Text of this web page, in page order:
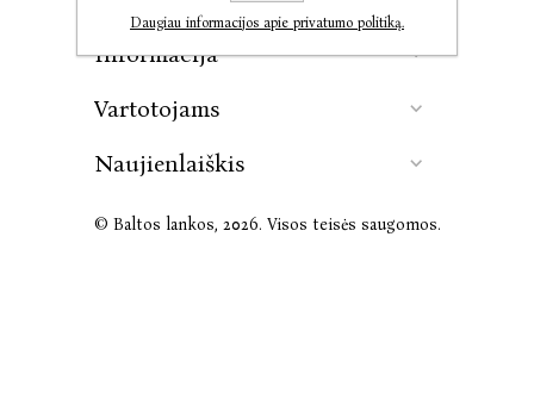
Informacija
Vartotojams
Naujienlaiškis
© Baltos lankos, 2026. Visos teisės saugomos.
Daugiau informacijos apie privatumo politiką.